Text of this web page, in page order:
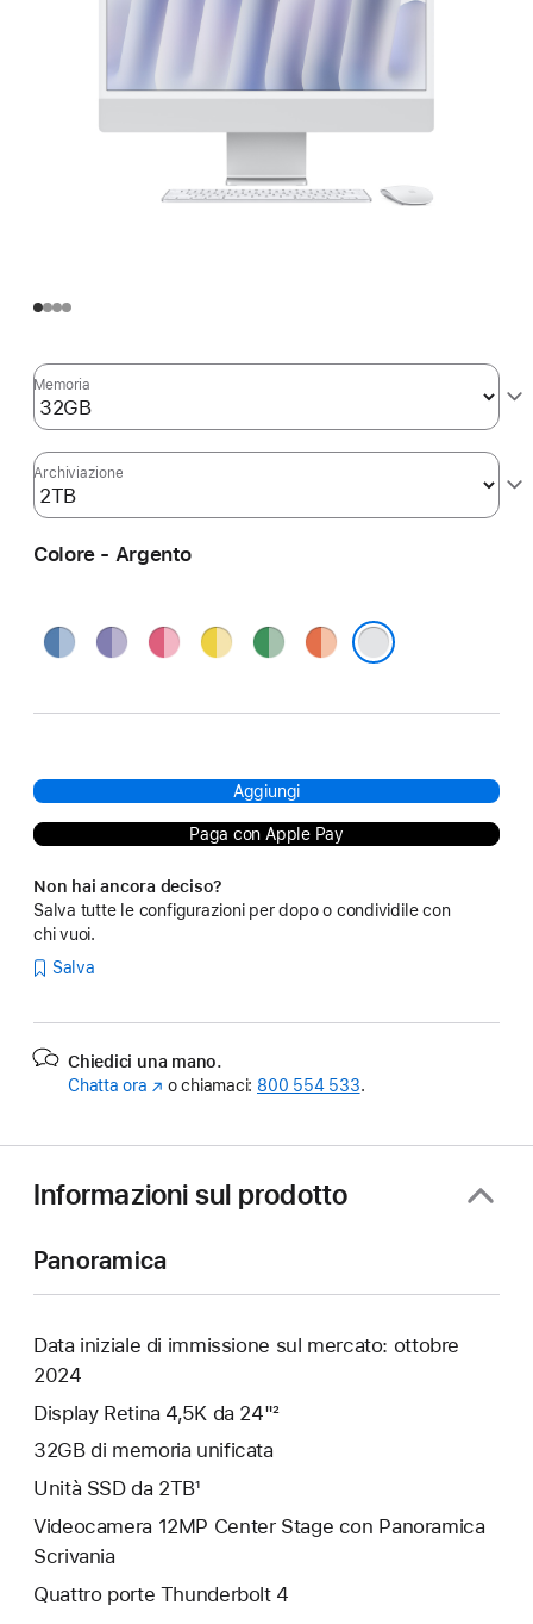
Memoria
Archiviazione
Colore - Argento
Blu Viola Rosa Giallo Verde Arancione
Aggiungi
Paga con Apple Pay
Non hai ancora deciso?
Salva tutte le configurazioni per dopo o condividile con
chi vuoi.
Salva
Chiedici una mano.
Chatta ora (Si
nuova
finestra)
o chiamaci: 800 554 533.
Informazioni sul prodotto
Panoramica
Data iniziale di immissione sul mercato: ottobre
2024
Display Retina 4,5K da 24"²
32GB di memoria unificata
Unità SSD da 2TB¹
Videocamera 12MP Center Stage con Panoramica
Scrivania
Quattro porte Thunderbolt 4